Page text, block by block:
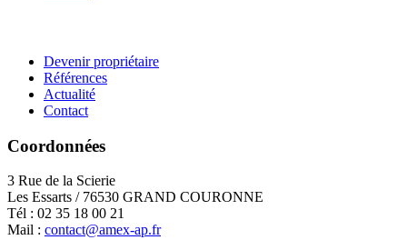
Devenir propriétaire
Références
Actualité
Contact
Coordonnées
3 Rue de la Scierie
Les Essarts / 76530 GRAND COURONNE
Tél : 02 35 18 00 21
Mail : contact@amex-ap.fr